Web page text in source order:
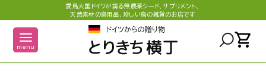
愛鳥大国ドイツが誇る無農薬シード、サプリメント、
天然素材の鳥用品、珍しい鳥の雑貨のお店です
menu shopping_cart